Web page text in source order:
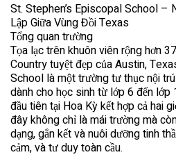
St. Stephen’s Episcopal School –
Lập Giữa Vùng Đồi Texas
Tổng quan trường
Tọa lạc trên khuôn viên rộng hơn
Country tuyệt đẹp của Austin,
School là một trường tư thục nội
dành cho học sinh từ lớp 6 đến
đầu tiên tại Hoa Kỳ kết hợp cả hai
đây không chỉ là mái trường mà
dạng, gắn kết và nuôi dưỡng tinh
cảm, và tư duy toàn cầu.